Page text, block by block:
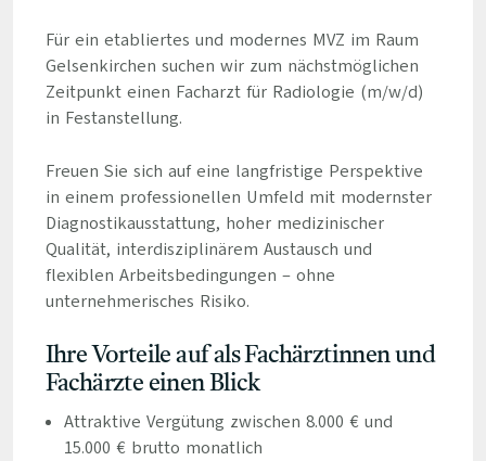
Für ein etabliertes und modernes MVZ im Raum
Gelsenkirchen suchen wir zum nächstmöglichen
Zeitpunkt einen Facharzt für Radiologie (m/w/d)
in Festanstellung.
Freuen Sie sich auf eine langfristige Perspektive
in einem professionellen Umfeld mit modernster
Diagnostikausstattung, hoher medizinischer
Qualität, interdisziplinärem Austausch und
flexiblen Arbeitsbedingungen – ohne
unternehmerisches Risiko.
Ihre Vorteile auf als Fachärztinnen und
Fachärzte einen Blick
Attraktive Vergütung zwischen 8.000 € und
15.000 € brutto monatlich